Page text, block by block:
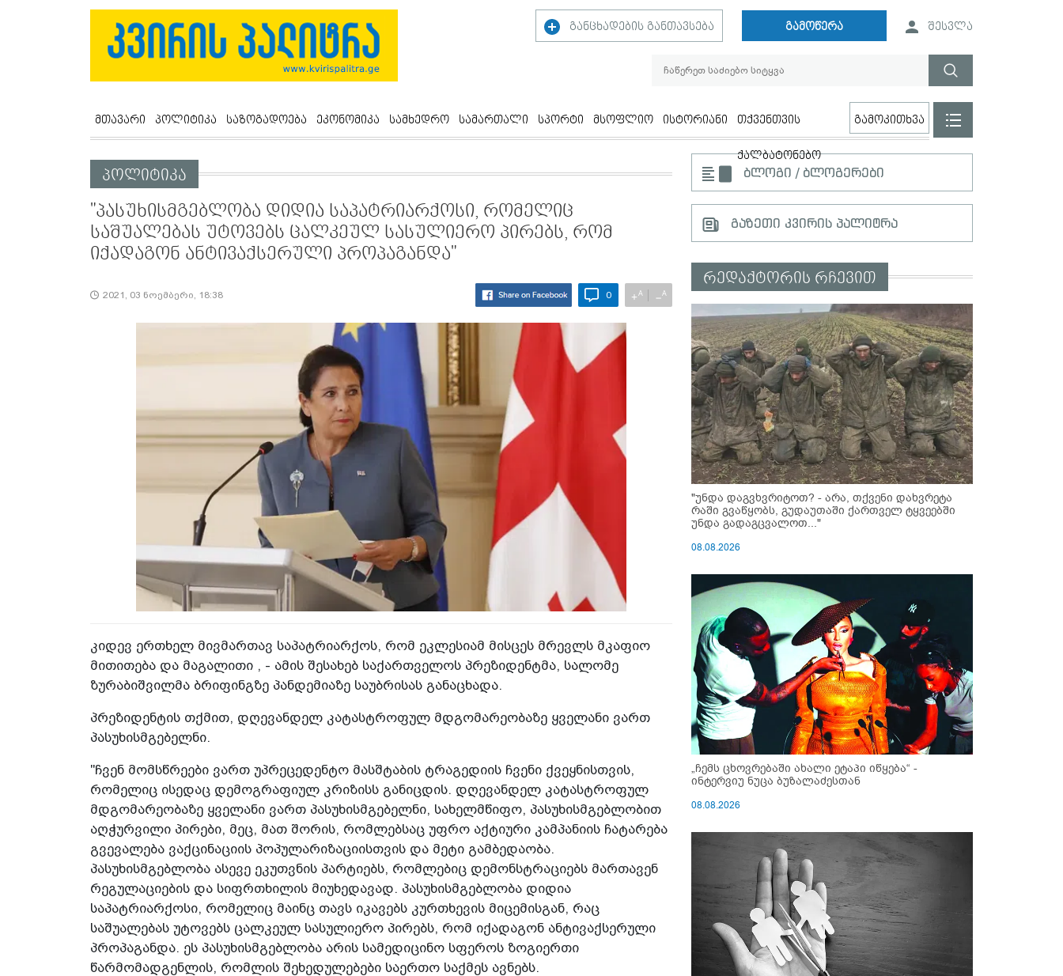
განცხადების განთავსება გამოწერა შესვლა
მთავარი პოლიტიკა საზოგადოება ეკონომიკა სამხედრო სამართალი სპორტი მსოფლიო ისტორიანი თქვენთვის
ქალბატონებო
გამოკითხვა
პოლიტიკა
"პასუხისმგებლობა დიდია საპატრიარქოსი, რომელიც
საშუალებას უტოვებს ცალკეულ სასულიერო პირებს, რომ
იქადაგონ ანტივაქსერული პროპაგანდა"
2021, 03 ნოემბერი, 18:38 0 +A −A
კიდევ ერთხელ მივმართავ საპატრიარქოს, რომ ეკლესიამ მისცეს მრევლს მკაფიო
მითითება და მაგალითი , - ამის შესახებ საქართველოს პრეზიდენტმა, სალომე
ზურაბიშვილმა ბრიფინგზე პანდემიაზე საუბრისას განაცხადა.
პრეზიდენტის თქმით, დღევანდელ კატასტროფულ მდგომარეობაზე ყველანი ვართ
პასუხისმგებელნი.
"ჩვენ მომსწრეები ვართ უპრეცედენტო მასშტაბის ტრაგედიის ჩვენი ქვეყნისთვის,
რომელიც ისედაც დემოგრაფიულ კრიზისს განიცდის. დღევანდელ კატასტროფულ
მდგომარეობაზე ყველანი ვართ პასუხისმგებელნი, სახელმწიფო, პასუხისმგებლობით
აღჭურვილი პირები, მეც, მათ შორის, რომლებსაც უფრო აქტიური კამპანიის ჩატარება
გვევალება ვაქცინაციის პოპულარიზაციისთვის და მეტი გამბედაობა.
პასუხისმგებლობა ასევე ეკუთვნის პარტიებს, რომლებიც დემონსტრაციებს მართავენ
რეგულაციების და სიფრთხილის მიუხედავად. პასუხისმგებლობა დიდია
საპატრიარქოსი, რომელიც მაინც თავს იკავებს კურთხევის მიცემისგან, რაც
საშუალებას უტოვებს ცალკეულ სასულიერო პირებს, რომ იქადაგონ ანტივაქსერული
პროპაგანდა. ეს პასუხისმგებლობა არის სამედიცინო სფეროს ზოგიერთი
წარმომადგენლის, რომლის შეხედულებები საერთო საქმეს ავნებს.
ბლოგი / ბლოგერები
გაზეთი კვირის პალიტრა
რედაქტორის რჩევით
"უნდა დაგვხვრიტოთ? - არა, თქვენი დახვრეტა
რაში გვაწყობს, გუდაუთაში ქართველ ტყვეებში
უნდა გადაგცვალოთ..."
08.08.2026
„ჩემს ცხოვრებაში ახალი ეტაპი იწყება“ -
ინტერვიუ ნუცა ბუზალაძესთან
08.08.2026